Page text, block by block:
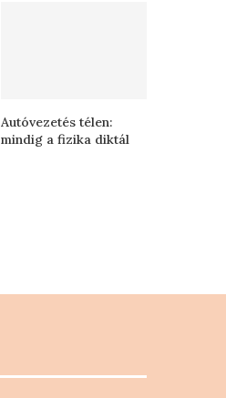
Vizipók is a kórházba
Autóvezetés télen:
mindig a fizika diktál